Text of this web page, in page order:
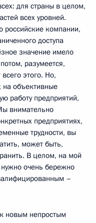
для страны в целом,
всех уровней.
российские компании,
доступа
значение имело
разумеется,
этого. Но,
на объективные
работу предприятий,
внимательно
предприятиях,
трудности, вы
может быть,
В целом, на мой
очень бережно
–
новым непростым